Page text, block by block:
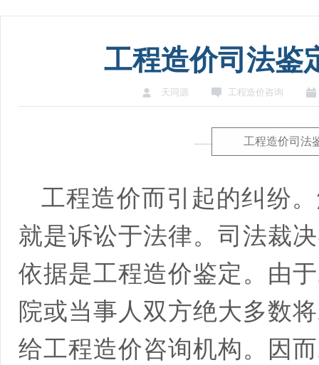
工程造价司法鉴
天同源 工程造价咨询
工程造价司法
工程造价而引起的纠纷
就是诉讼于法律。司法裁
依据是工程造价鉴定。由
院或当事人双方绝大多数
给工程造价咨询机构。因